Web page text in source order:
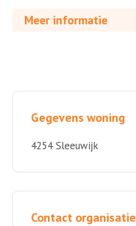
Meer informatie
Gegevens woning
4254 Sleeuwijk
Contact organisatie